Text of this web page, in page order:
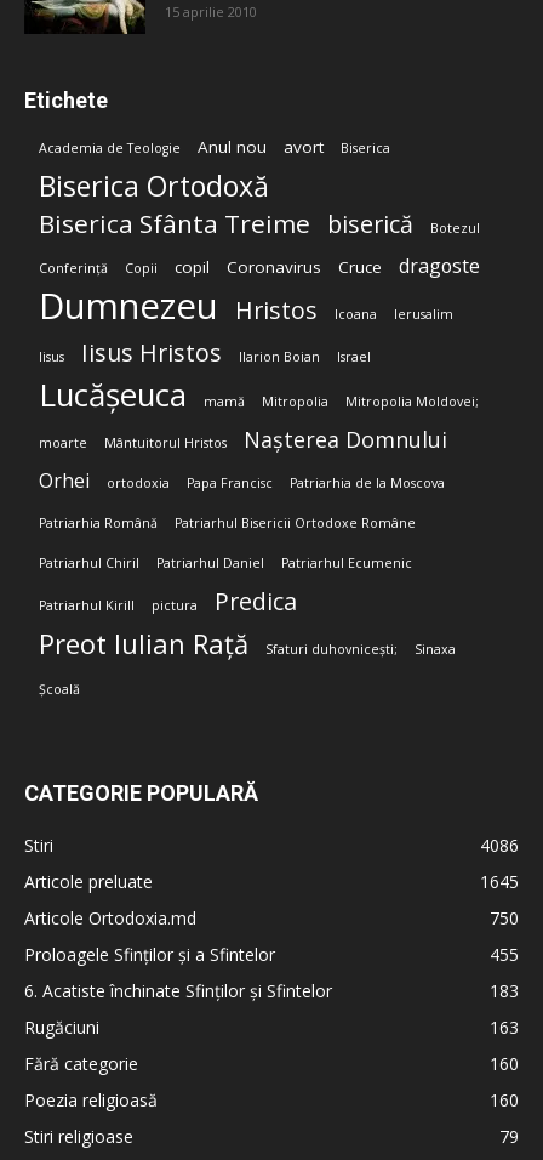
15 aprilie 2010
Etichete
Academia de Teologie Anul nou avort Biserica
Biserica Ortodoxă
Biserica Sfânta Treime biserică Botezul
Conferință Copii copil Coronavirus Cruce dragoste
Dumnezeu Hristos Icoana Ierusalim
Iisus Iisus Hristos Ilarion Boian Israel
Lucășeuca mamă Mitropolia Mitropolia Moldovei;
moarte Mântuitorul Hristos Nașterea Domnului
Orhei ortodoxia Papa Francisc Patriarhia de la Moscova
Patriarhia Română Patriarhul Bisericii Ortodoxe Române
Patriarhul Chiril Patriarhul Daniel Patriarhul Ecumenic
Patriarhul Kirill pictura Predica
Preot Iulian Rață Sfaturi duhovnicești; Sinaxa
Școală
CATEGORIE POPULARĂ
Stiri
4086
Articole preluate
1645
Articole Ortodoxia.md
750
Proloagele Sfinților și a Sfintelor
455
6. Acatiste închinate Sfinților și Sfintelor
183
Rugăciuni
163
Fără categorie
160
Poezia religioasă
160
Stiri religioase
79